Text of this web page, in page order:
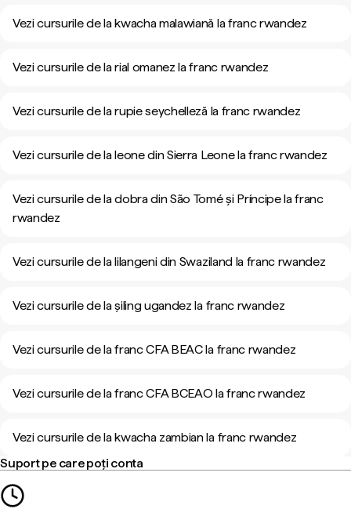
Vezi cursurile de la kwacha malawiană la franc rwandez
Vezi cursurile de la rial omanez la franc rwandez
Vezi cursurile de la rupie seychelleză la franc rwandez
Vezi cursurile de la leone din Sierra Leone la franc rwandez
Vezi cursurile de la dobra din São Tomé și Príncipe la franc
rwandez
Vezi cursurile de la lilangeni din Swaziland la franc rwandez
Vezi cursurile de la șiling ugandez la franc rwandez
Vezi cursurile de la franc CFA BEAC la franc rwandez
Vezi cursurile de la franc CFA BCEAO la franc rwandez
Vezi cursurile de la kwacha zambian la franc rwandez
Suport pe care poți conta